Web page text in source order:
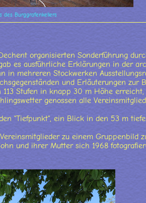
des Burggrafenkellers
organisierten Sonderführung
es ausführliche Erklärungen in der
in mehreren Stockwerken
und Erläuterungen zur
Stufen in knapp 30 m Höhe erreicht,
genossen alle
"Tiefpunkt", ein Blick in den 53 m
zu einem Gruppenbild
und ihrer Mutter sich 1968